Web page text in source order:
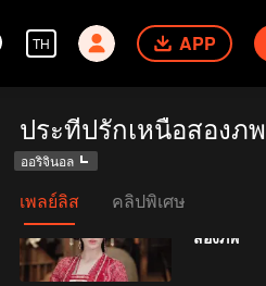
TH APP
ประทีปรักเหนือสองภพ
ออริจินอล
เพลย์ลิส คลิปพิเศษ
สองภพ
สองภพ
VIP
สองภพ